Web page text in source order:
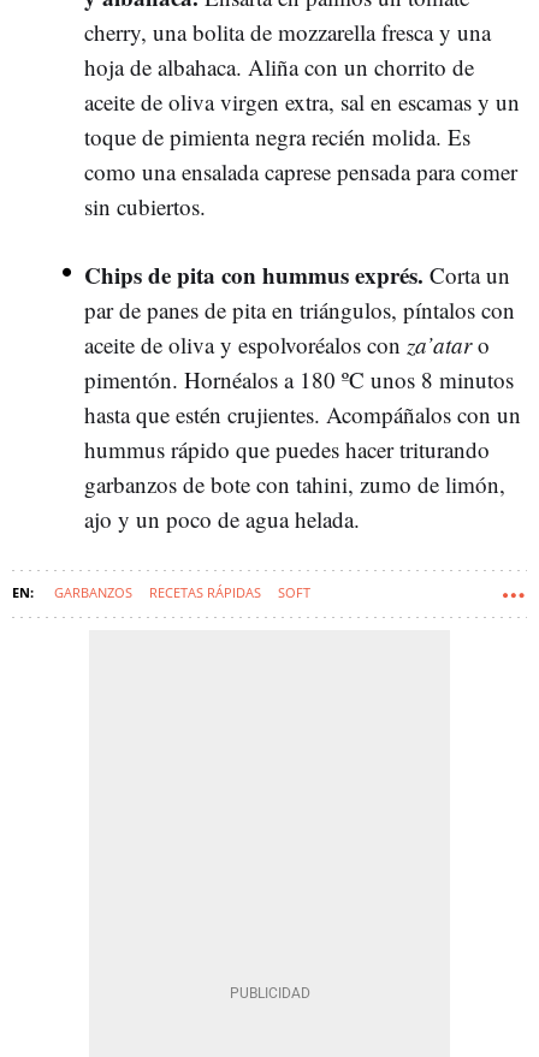
cherry, una bolita de mozzarella fresca y una
hoja de albahaca. Aliña con un chorrito de
aceite de oliva virgen extra, sal en escamas y un
toque de pimienta negra recién molida. Es
como una ensalada caprese pensada para comer
sin cubiertos.
Chips de pita con hummus exprés. Corta un
par de panes de pita en triángulos, píntalos con
aceite de oliva y espolvoréalos con za’ataro
pimentón. Hornéalos a 180 ºC unos 8 minutos
hasta que estén crujientes. Acompáñalos con un
hummus rápido que puedes hacer triturando
garbanzos de bote con tahini, zumo de limón,
ajo y un poco de agua helada.
GARBANZOS RECETAS RÁPIDAS SOFT